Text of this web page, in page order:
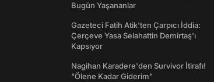
Bugün Yaşananlar
Gazeteci Fatih Atik'ten Çarpıcı İddia:
Çerçeve Yasa Selahattin Demirtaş'ı
Kapsıyor
Nagihan Karadere'den Survivor İtirafı!
"Ölene Kadar Giderim"